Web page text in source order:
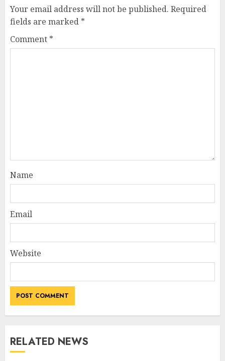
Your email address will not be published. Required
fields are marked *
Comment *
Name
Email
Website
RELATED NEWS